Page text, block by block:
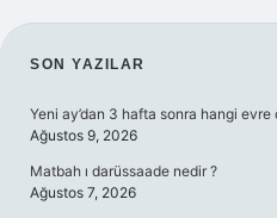
SIDEBAR
SON YAZILAR
Yeni ay’dan 3 hafta sonra hangi evre
Ağustos 9, 2026
Matbah ı darüssaade nedir ?
Ağustos 7, 2026